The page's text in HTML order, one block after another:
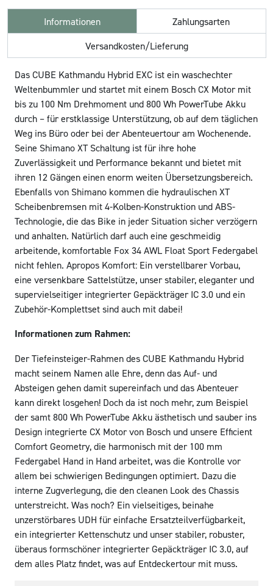
Informationen
Zahlungsarten
Versandkosten/Lieferung
Das CUBE Kathmandu Hybrid EXC ist ein waschechter
Weltenbummler und startet mit einem Bosch CX Motor mit
bis zu 100 Nm Drehmoment und 800 Wh PowerTube Akku
durch – für erstklassige Unterstützung, ob auf dem täglichen
Weg ins Büro oder bei der Abenteuertour am Wochenende.
Seine Shimano XT Schaltung ist für ihre hohe
Zuverlässigkeit und Performance bekannt und bietet mit
ihren 12 Gängen einen enorm weiten Übersetzungsbereich.
Ebenfalls von Shimano kommen die hydraulischen XT
Scheibenbremsen mit 4-Kolben-Konstruktion und ABS-
Technologie, die das Bike in jeder Situation sicher verzögern
und anhalten. Natürlich darf auch eine geschmeidig
arbeitende, komfortable Fox 34 AWL Float Sport Federgabel
nicht fehlen. Apropos Komfort: Ein verstellbarer Vorbau,
eine versenkbare Sattelstütze, unser stabiler, eleganter und
supervielseitiger integrierter Gepäckträger IC 3.0 und ein
Zubehör-Komplettset sind auch mit dabei!
Informationen zum Rahmen:
Der Tiefeinsteiger-Rahmen des CUBE Kathmandu Hybrid
macht seinem Namen alle Ehre, denn das Auf- und
Absteigen gehen damit supereinfach und das Abenteuer
kann direkt losgehen! Doch da ist noch mehr, zum Beispiel
der samt 800 Wh PowerTube Akku ästhetisch und sauber ins
Design integrierte CX Motor von Bosch und unsere Efficient
Comfort Geometry, die harmonisch mit der 100 mm
Federgabel Hand in Hand arbeitet, was die Kontrolle vor
allem bei schwierigen Bedingungen optimiert. Dazu die
interne Zugverlegung, die den cleanen Look des Chassis
unterstreicht. Was noch? Ein vielseitiges, beinahe
unzerstörbares UDH für einfache Ersatzteilverfügbarkeit,
ein integrierter Kettenschutz und unser stabiler, robuster,
überaus formschöner integrierter Gepäckträger IC 3.0, auf
dem alles Platz findet, was auf Entdeckertour mit muss.